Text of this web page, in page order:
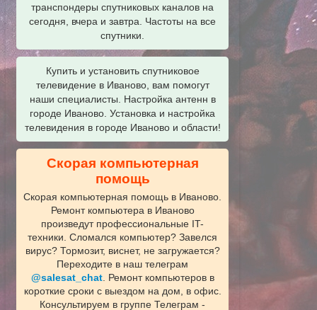
транспондеры спутниковых каналов на
сегодня, вчера и завтра. Частоты на все
спутники.
Купить и установить спутниковое
телевидение в Иваново, вам помогут
наши специалисты. Настройка антенн в
городе Иваново. Установка и настройка
телевидения в городе Иваново и области!
Скорая компьютерная
помощь
Скорая компьютерная помощь в Иваново.
Ремонт компьютера в Иваново
произведут профессиональные IT-
техники. Сломался компьютер? Завелся
вирус? Тормозит, виснет, не загружается?
Переходите в наш телеграм
@salesat_chat. Ремонт компьютеров в
короткие сроки с выездом на дом, в офис.
Консультируем в группе Телеграм -